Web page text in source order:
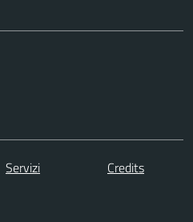
Servizi
Credits